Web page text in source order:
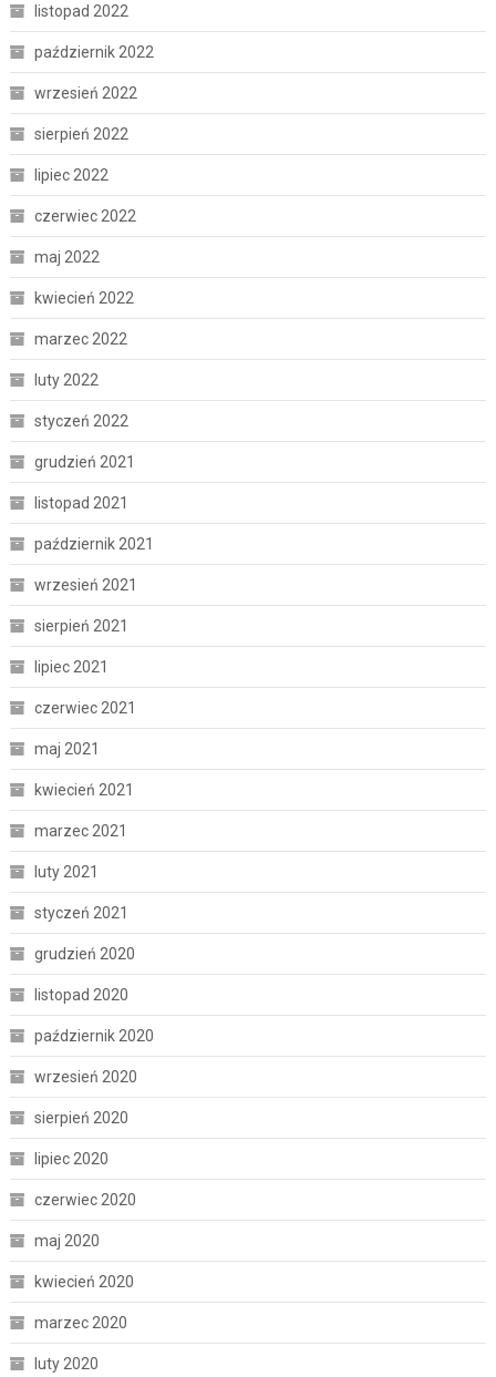
listopad 2022
październik 2022
wrzesień 2022
sierpień 2022
lipiec 2022
czerwiec 2022
maj 2022
kwiecień 2022
marzec 2022
luty 2022
styczeń 2022
grudzień 2021
listopad 2021
październik 2021
wrzesień 2021
sierpień 2021
lipiec 2021
czerwiec 2021
maj 2021
kwiecień 2021
marzec 2021
luty 2021
styczeń 2021
grudzień 2020
listopad 2020
październik 2020
wrzesień 2020
sierpień 2020
lipiec 2020
czerwiec 2020
maj 2020
kwiecień 2020
marzec 2020
luty 2020